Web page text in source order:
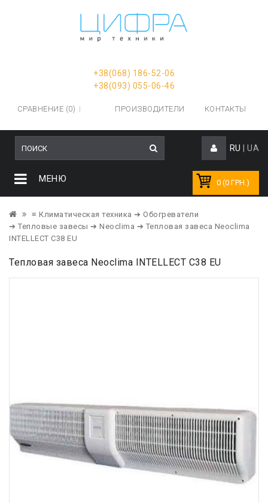
+38(068) 186-52-06
+38(093) 055-06-46
СРАВНЕНИЕ (0) ПРОИЗВОДИТЕЛИ КОНТАКТЫ
RU UA
0 (0 ГРН.)
МЕНЮ
≡ Климатическая техника ➔ Обогреватели
➔ Тепловые завесы ➔ Neoclima ➔ Тепловая завеса Neoclima
INTELLECT C38 EU
Тепловая завеса Neoclima INTELLECT C38 EU